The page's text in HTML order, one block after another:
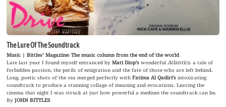
The Lure Of The Soundtrack
Music | Bittles’ Magazine: The music column from the end of the world
Late last year I found myself entranced byMati Diop’s wonderfulAtlantics, a tale of
forbidden passion, the perils of emigration and the fate of those who are left behind.
Long, poetic shots of the sea merged perfectly withFatima Al Qadiri’s intoxicating
soundtrack to produce a stunning collage of meaning and evocations. Leaving the
cinema that night I was struck at just how powerful a medium the soundtrack can be.
ByJOHN BITTLES